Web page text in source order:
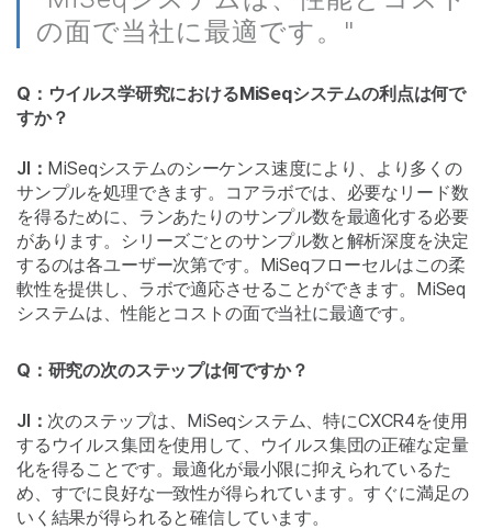
の面で当社に最適です。"
Q：ウイルス学研究におけるMiSeqシステムの利点は何で
すか？
JI： MiSeqシステムのシーケンス速度により、より多くの
サンプルを処理できます。コアラボでは、必要なリード数
を得るために、ランあたりのサンプル数を最適化する必要
があります。シリーズごとのサンプル数と解析深度を決定
するのは各ユーザー次第です。MiSeqフローセルはこの柔
軟性を提供し、ラボで適応させることができます。MiSeq
システムは、性能とコストの面で当社に最適です。
Q：研究の次のステップは何ですか？
JI： 次のステップは、MiSeqシステム、特にCXCR4を使用
するウイルス集団を使用して、ウイルス集団の正確な定量
化を得ることです。最適化が最小限に抑えられているた
め、すでに良好な一致性が得られています。すぐに満足の
いく結果が得られると確信しています。